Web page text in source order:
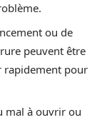
ou de
peuvent être
rapidement pour
mal à ouvrir ou